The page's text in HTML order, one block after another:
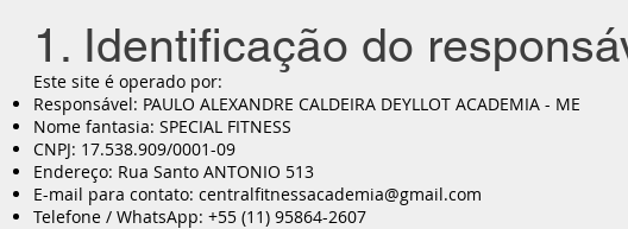
1. Identificação do
Este site é operado por:
Responsável: PAULO ALEXANDRE CALDEIRA DEYLLOT ACADEMIA - ME
Nome fantasia: SPECIAL FITNESS
CNPJ: 17.538.909/0001-09
Endereço: Rua Santo ANTONIO 513
E-mail para contato: centralfitnessacademia@gmail.com
Telefone / WhatsApp: +55 (11) 95864-2607